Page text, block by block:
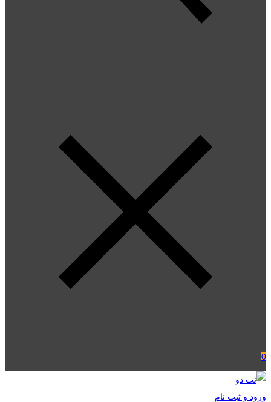
0
ورود و ثبت نام